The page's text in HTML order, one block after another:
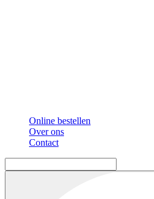
Online bestellen
Over ons
Contact